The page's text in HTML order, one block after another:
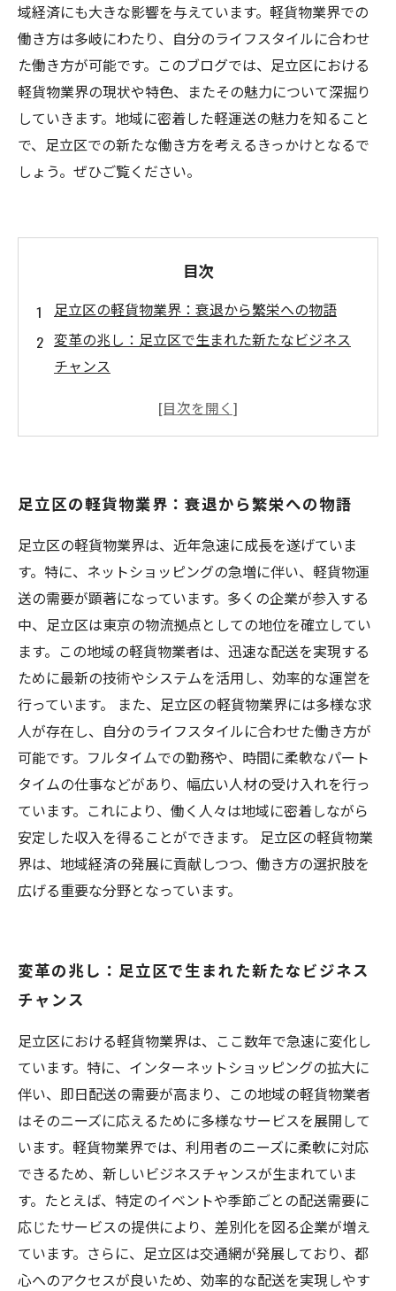
域経済にも大きな影響を与えています。軽貨物業界での
働き方は多岐にわたり、自分のライフスタイルに合わせ
た働き方が可能です。このブログでは、足立区における
軽貨物業界の現状や特色、またその魅力について深掘り
していきます。地域に密着した軽運送の魅力を知ること
で、足立区での新たな働き方を考えるきっかけとなるで
しょう。ぜひご覧ください。
目次
足立区の軽貨物業界：衰退から繁栄への物語
変革の兆し：足立区で生まれた新たなビジネス
チャンス
ネットショッピングの拡がりと軽貨物業界の進
あなたもこの波に乗ろう！足立区での働き方の
多様性
地元に根ざした軽貨物サービスの魅力とは
未来を創る軽貨物業界の役割：足立区からの発
信
足立区の軽貨物業界：衰退から繁栄への物語
足立区の軽貨物業界は、近年急速に成長を遂げていま
す。特に、ネットショッピングの急増に伴い、軽貨物運
送の需要が顕著になっています。多くの企業が参入する
中、足立区は東京の物流拠点としての地位を確立してい
ます。この地域の軽貨物業者は、迅速な配送を実現する
ために最新の技術やシステムを活用し、効率的な運営を
行っています。 また、足立区の軽貨物業界には多様な求
人が存在し、自分のライフスタイルに合わせた働き方が
可能です。フルタイムでの勤務や、時間に柔軟なパート
タイムの仕事などがあり、幅広い人材の受け入れを行っ
ています。これにより、働く人々は地域に密着しながら
安定した収入を得ることができます。 足立区の軽貨物業
界は、地域経済の発展に貢献しつつ、働き方の選択肢を
広げる重要な分野となっています。
変革の兆し：足立区で生まれた新たなビジネス
チャンス
足立区における軽貨物業界は、ここ数年で急速に変化し
ています。特に、インターネットショッピングの拡大に
伴い、即日配送の需要が高まり、この地域の軽貨物業者
はそのニーズに応えるために多様なサービスを展開して
います。軽貨物業界では、利用者のニーズに柔軟に対応
できるため、新しいビジネスチャンスが生まれていま
す。たとえば、特定のイベントや季節ごとの配送需要に
応じたサービスの提供により、差別化を図る企業が増え
ています。さらに、足立区は交通網が発展しており、都
心へのアクセスが良いため、効率的な配送を実現しやす